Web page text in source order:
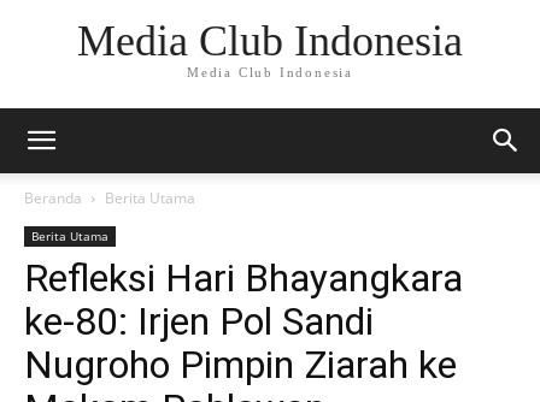
Media Club Indonesia
Media Club Indonesia
Beranda Berita Utama
Berita Utama
Refleksi Hari Bhayangkara
ke-80: Irjen Pol Sandi
Nugroho Pimpin Ziarah ke